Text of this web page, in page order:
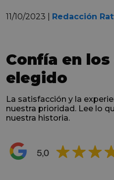
11/10/2023 | Redacción
Confía en
elegido
La satisfacción y la
nuestra prioridad. Lee lo
nuestra historia.